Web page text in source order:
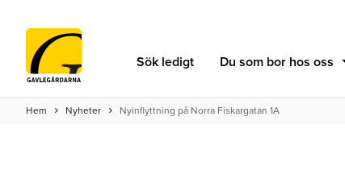
Sök ledigt Du som bor hos oss
Hem Nyheter Nyinflyttning på Norra Fiskargatan 1A